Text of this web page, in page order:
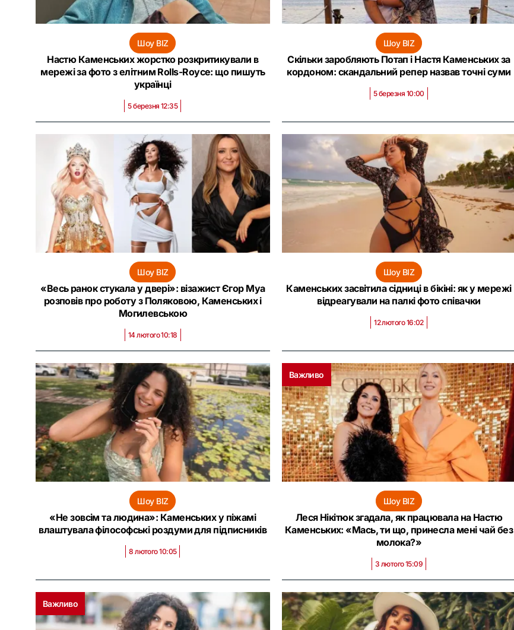
Шоу BIZ
Настю Каменських жорстко розкритикували в
мережі за фото з елітним Rolls-Royce: що пишуть
українці
5 березня 12:35
Шоу BIZ
Скільки заробляють Потап і Настя Каменських за
кордоном: скандальний репер назвав точні суми
5 березня 10:00
Шоу BIZ
«Весь ранок стукала у двері»: візажист Єгор Муа
розповів про роботу з Поляковою, Каменських і
Могилевською
14 лютого 10:18
Шоу BIZ
Каменських засвітила сідниці в бікіні: як у мережі
відреагували на палкі фото співачки
12 лютого 16:02
Шоу BIZ
«Не зовсім та людина»: Каменських у піжамі
влаштувала філософські роздуми для підписників
8 лютого 10:05
Важливо
Шоу BIZ
Леся Нікітюк згадала, як працювала на Настю
Каменських: «‎Мась, ти що, принесла мені чай без
молока?»
3 лютого 15:09
Важливо